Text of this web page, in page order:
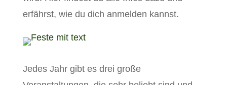
erfährst, wie du dich anmelden kannst.
Jedes Jahr gibt es drei große